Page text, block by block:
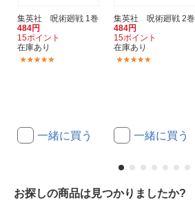
集英社 呪術廻戦 1巻
484円
15ポイント
在庫あり
一緒に買う
集英社 呪術廻戦 2巻
484円
15ポイント
在庫あり
一緒に買う
お探しの商品は見つかりましたか?